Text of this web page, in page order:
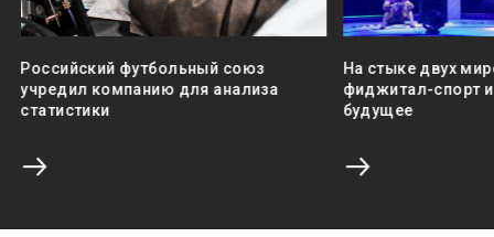
Российский футбольный союз
учредил компанию для анализа
статистики
На стыке двух
фиджитал-спорт
будущее